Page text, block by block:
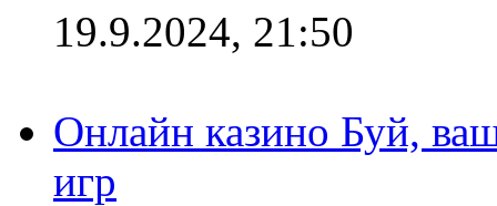
19.9.2024, 21:50
Онлайн казино Буй,
игр